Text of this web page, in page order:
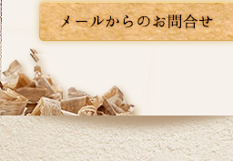
いよいよ梅雨入りですね。憂鬱な季節だか
らこそ、お家の中では快適に過ごしたいも
のです。横浜市I区T様邸のキッチンリフォー
ム事例をアップ致しましたのでご覧くださ
い。カインドリフォームではお見積り・ご
相談を無料で行っております。お気軽にお
問い合わせください。
2026/05/27